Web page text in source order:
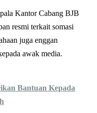
Kantor Cabang BJB
resmi terkait somasi
juga enggan
awak media.
Bantuan Kepada